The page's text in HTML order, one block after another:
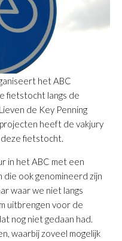
het ABC
fietstocht langs de
de Key Penning
heeft de vakjury
fietstocht.
in het ABC met een
ook genomineerd zijn
waar we niet langs
uitbrengen voor de
nog niet gedaan had.
waarbij zoveel mogelijk